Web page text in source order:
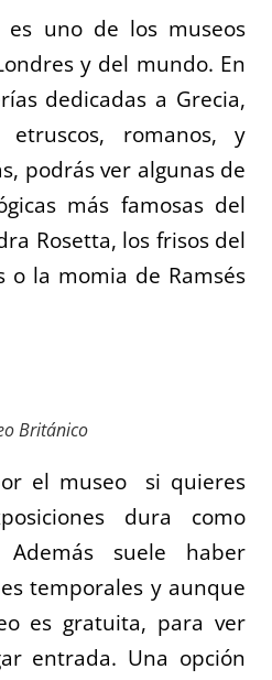
es uno de los museos
y del mundo. En
dedicadas a Grecia,
etruscos, romanos, y
podrás ver algunas de
más famosas del
Rosetta, los frisos del
o la momia de Ramsés
Británico
el museo si quieres
dura como
suele haber
temporales y aunque
es gratuita, para ver
entrada. Una opción